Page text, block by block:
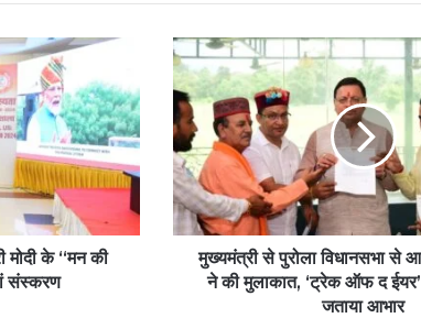
मोदी के “मन की
संस्करण
मुख्यमंत्री से पुरोला विधानसभा से
ने की मुलाकात, ‘ट्रेक ऑफ द
जताया आभार